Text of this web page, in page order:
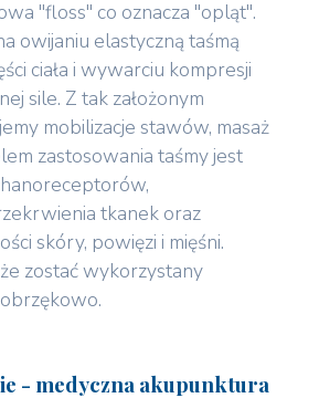
"floss" co oznacza "opląt".
owijaniu elastyczną taśmą
ciała i wywarciu kompresji
sile. Z tak założonym
mobilizacje stawów, masaż
zastosowania taśmy jest
tkanek oraz
skóry, powięzi i mięśni.
zostać wykorzystany
- medyczna akupunktura